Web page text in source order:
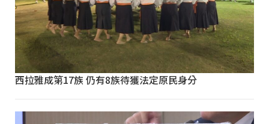
西拉雅成第17族 仍有8族待獲法定原民身分